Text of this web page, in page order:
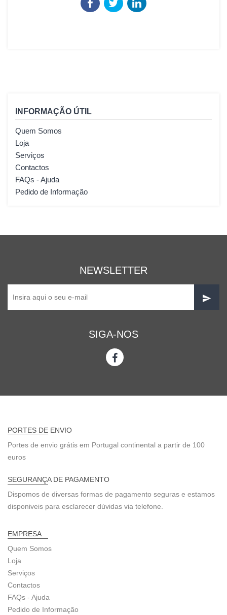
INFORMAÇÃO ÚTIL
Quem Somos
Loja
Serviços
Contactos
FAQs - Ajuda
Pedido de Informação
NEWSLETTER
SIGA-NOS
PORTES DE ENVIO
Portes de envio grátis em Portugal continental a partir de 100
euros
SEGURANÇA DE PAGAMENTO
Dispomos de diversas formas de pagamento seguras e estamos
disponiveis para esclarecer dúvidas via telefone.
EMPRESA
Quem Somos
Loja
Serviços
Contactos
FAQs - Ajuda
Pedido de Informação